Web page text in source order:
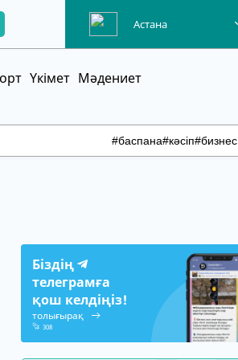
Астана
Үкімет Мәдениет
#баспана#кәсіп#бизнес
Біздің
телеграмға
қош келдіңіз!
толығырақ
308